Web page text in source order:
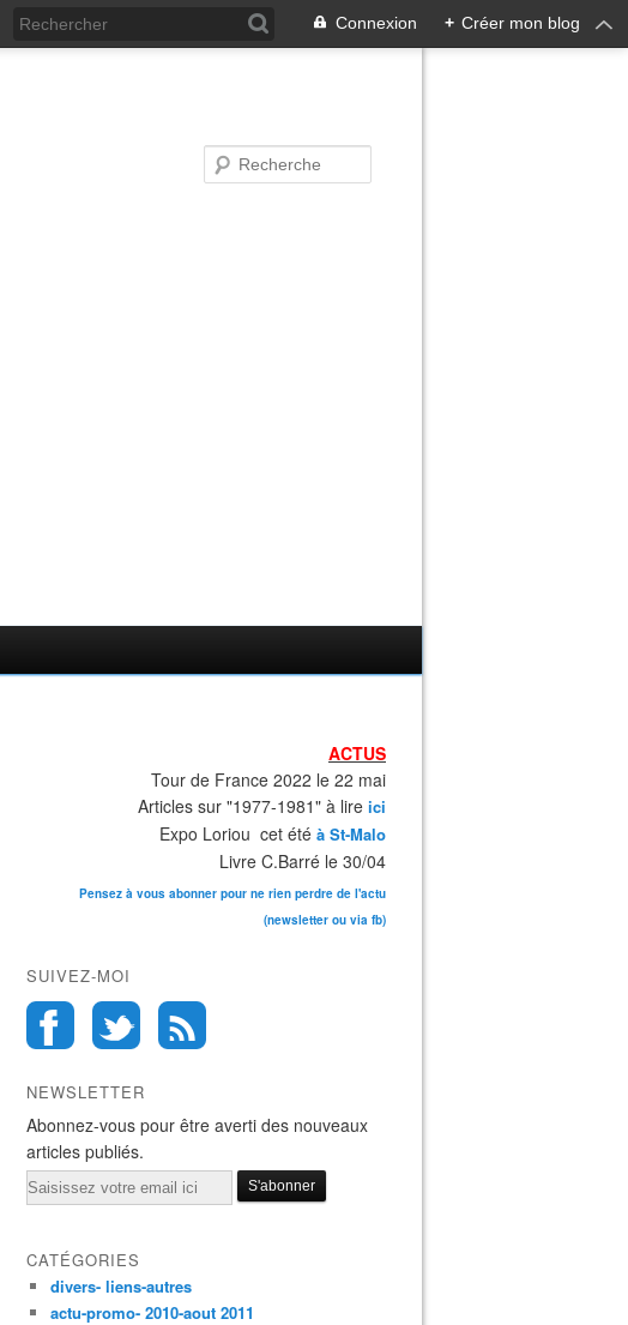
Connexion + Créer mon blog
ACTUS
Tour de France 2022 le 22 mai
Articles sur "1977-1981" à lire ici
Expo Loriou cet été à St-Malo
Livre C.Barré le 30/04
Pensez à vous abonner pour ne rien perdre de l'actu
(newsletter ou via fb)
SUIVEZ-MOI
NEWSLETTER
Abonnez-vous pour être averti des nouveaux
articles publiés.
Email
CATÉGORIES
divers- liens-autres
actu-promo- 2010-aout 2011